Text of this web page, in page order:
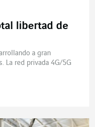
libertad de
a gran
La red privada 4G/5G